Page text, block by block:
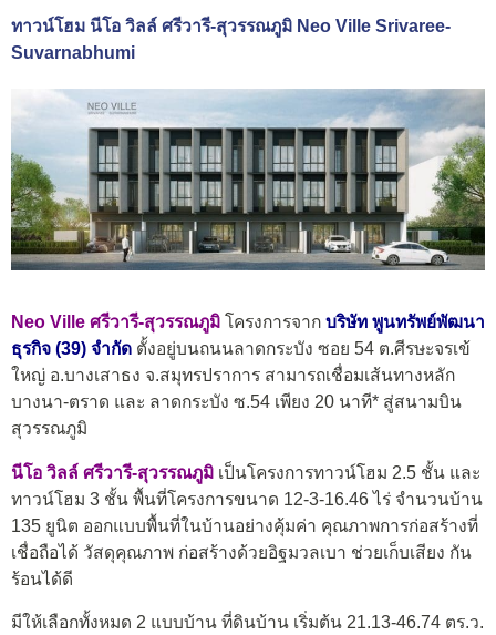
ทาวน์โฮม นีโอ วิลล์ ศรีวารี-สุวรรณภูมิ Neo Ville Srivaree-
Suvarnabhumi
Neo Ville ศรีวารี-สุวรรณภูมิ โครงการจาก บริษัท พูนทรัพย์พัฒนา
ธุรกิจ (39) จำกัด ตั้งอยู่บนถนนลาดกระบัง ซอย 54 ต.ศีรษะจรเข้
ใหญ่ อ.บางเสาธง จ.สมุทรปราการ สามารถเชื่อมเส้นทางหลัก
บางนา-ตราด และ ลาดกระบัง ซ.54 เพียง 20 นาที* สู่สนามบิน
สุวรรณภูมิ
นีโอ วิลล์ ศรีวารี-สุวรรณภูมิ เป็นโครงการทาวน์โฮม 2.5 ชั้น และ
ทาวน์โฮม 3 ชั้น พื้นที่โครงการขนาด 12-3-16.46 ไร่ จำนวนบ้าน
135 ยูนิต ออกแบบพื้นที่ในบ้านอย่างคุ้มค่า คุณภาพการก่อสร้างที่
เชื่อถือได้ วัสดุคุณภาพ ก่อสร้างด้วยอิฐมวลเบา ช่วยเก็บเสียง กัน
ร้อนได้ดี
มีให้เลือกทั้งหมด 2 แบบบ้าน ที่ดินบ้าน เริ่มต้น 21.13-46.74 ตร.ว.